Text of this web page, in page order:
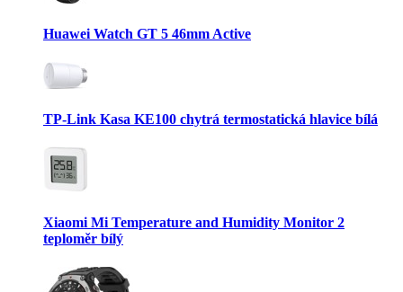
Huawei Watch GT 5 46mm Active
TP-Link Kasa KE100 chytrá termostatická hlavice bílá
Xiaomi Mi Temperature and Humidity Monitor 2
teploměr bílý